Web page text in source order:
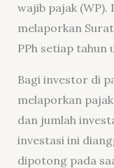
wajib pajak (WP).
melaporkan
PPh setiap tahun
Bagi investor di
melaporkan
dan jumlah
investasi ini
dipotong pada